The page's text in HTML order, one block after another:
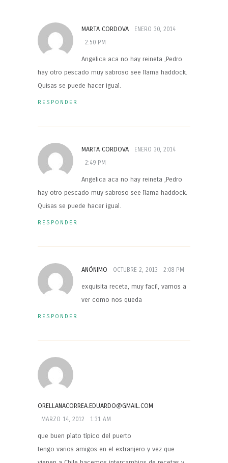
MARTA CORDOVA
ENERO 30, 2014
2:50 PM
Angelica aca no hay reineta ,Pedro
hay otro pescado muy sabroso see llama haddock.
Quisas se puede hacer igual.
RESPONDER
MARTA CORDOVA
ENERO 30, 2014
2:49 PM
Angelica aca no hay reineta ,Pedro
hay otro pescado muy sabroso see llama haddock.
Quisas se puede hacer igual.
RESPONDER
ANÓNIMO OCTUBRE 2, 2013 2:08 PM
exquisita receta, muy facil, vamos a
ver como nos queda
RESPONDER
ORELLANACORREA.EDUARDO@GMAIL.COM
MARZO 14, 2012 1:31 AM
que buen plato típico del puerto
tengo varios amigos en el extranjero y vez que